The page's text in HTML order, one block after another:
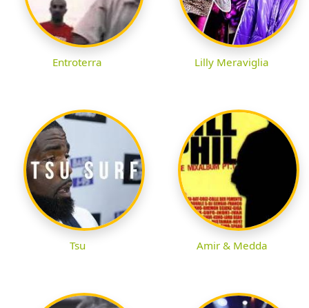
Entroterra Lilly Meraviglia
Tsu Amir & Medda